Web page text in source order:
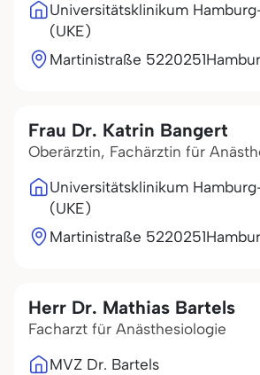
Universitätsklinikum
(UKE)
Martinistraße 5220251
Frau Dr. Katrin Bangert
Oberärztin, Fachärztin für
Universitätsklinikum
(UKE)
Martinistraße 5220251
Herr Dr. Mathias Bartels
Facharzt für Anästhesiologie
MVZ Dr. Bartels